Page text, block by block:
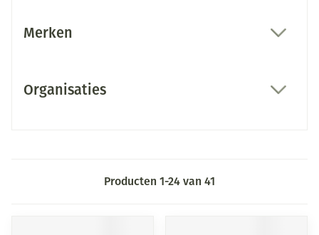
Merken
Organisaties
Producten 1-24 van 41